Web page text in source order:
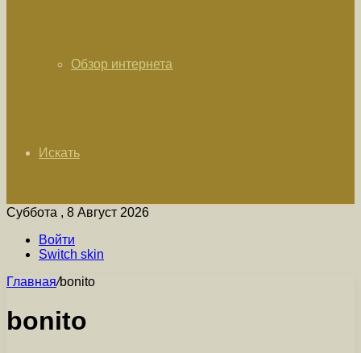
Обзор интернета
Искать
Суббота , 8 Август 2026
Войти
Switch skin
Главная/bonito
bonito